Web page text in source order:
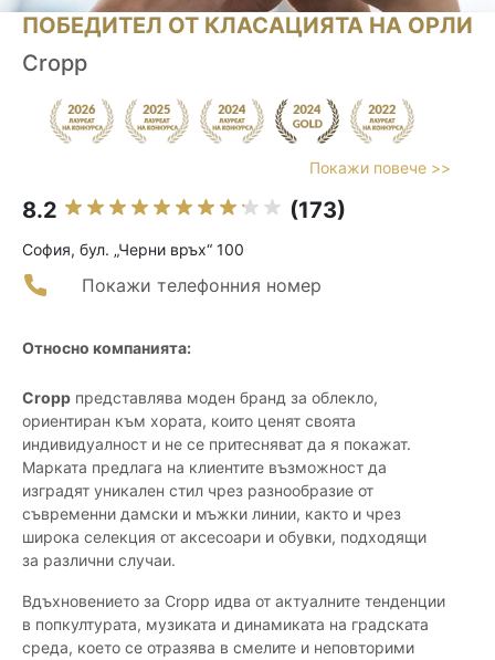
ПОБЕДИТЕЛ ОТ КЛАСАЦИЯТА НА ОРЛИ
Cropp
Покажи повече >>
8.2 (173)
София, бул. „Черни връх“ 100
Покажи телефонния номер
Относно компанията:
Cropp представлява моден бранд за облекло,
ориентиран към хората, които ценят своята
индивидуалност и не се притесняват да я покажат.
Марката предлага на клиентите възможност да
изградят уникален стил чрез разнообразие от
съвременни дамски и мъжки линии, както и чрез
широка селекция от аксесоари и обувки, подходящи
за различни случаи.
Вдъхновението за Cropp идва от актуалните тенденции
в попкултурата, музиката и динамиката на градската
среда, което се отразява в смелите и неповторими